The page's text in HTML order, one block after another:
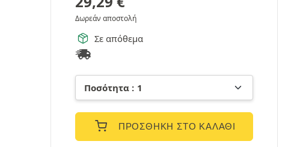
Δωρεάν αποστολή
Σε απόθεμα
ΠΡΟΣΘΉΚΗ ΣΤΟ ΚΑΛΆΘΙ